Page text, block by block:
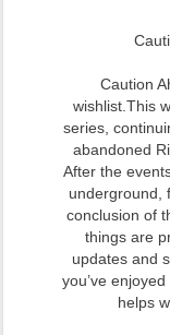
Caution
wishlist.This
series,
abandoned
After the
underground,
conclusion of
things are
updates and
you’ve
helps